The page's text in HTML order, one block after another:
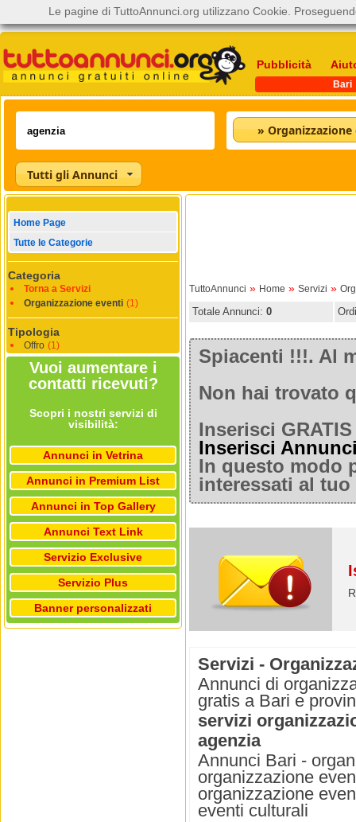
Pubblicità
Bari
» Organizzazione
Tutti gli Annunci
Home Page
Tutte le Categorie
Categoria
Torna a Servizi
Organizzazione eventi (1)
Tipologia
Offro (1)
Vuoi aumentare i
contatti ricevuti?
Scopri i nostri servizi di
visibilità:
Annunci in Vetrina
Annunci in Premium List
Annunci in Top Gallery
Annunci Text Link
Servizio Exclusive
Servizio Plus
Banner personalizzati
TuttoAnnunci » Home » Servizi »
Totale Annunci: 0
Spiacenti !!!. Al
Non hai trovato
Inserisci
Inserisci
In questo modo
interessati al
Servizi -
Annunci di
gratis a Bari e
servizi
agenzia
Annunci Bari -
organizzazione
organizzazione
eventi culturali
Le pagine di TuttoAnnunci.org utilizzano Cookie.